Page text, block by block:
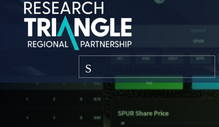
Zum Inhalt springen
Speisekarte